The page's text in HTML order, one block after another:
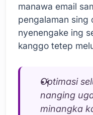
manawa email
pengalaman sing
nyenengake ing
kanggo tetep
Optimasi
nanging
minangka